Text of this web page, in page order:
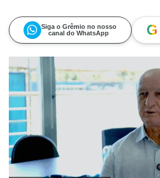
Siga o Grêmio no nosso
canal do WhatsApp
G